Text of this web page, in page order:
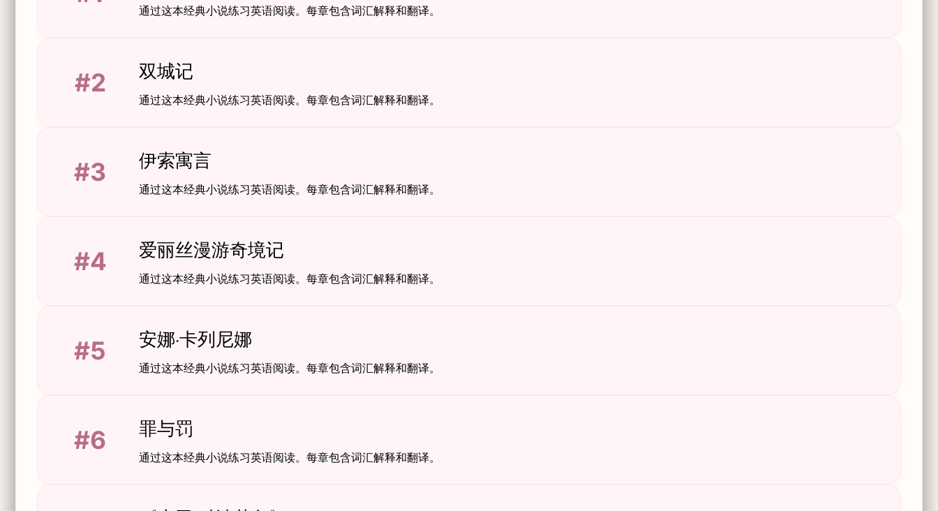
通过这本经典小说练习英语阅读。每章包含词汇解释和翻译。
#2 双城记
通过这本经典小说练习英语阅读。每章包含词汇解释和翻译。
#3 伊索寓言
通过这本经典小说练习英语阅读。每章包含词汇解释和翻译。
#4 爱丽丝漫游奇境记
通过这本经典小说练习英语阅读。每章包含词汇解释和翻译。
#5 安娜·卡列尼娜
通过这本经典小说练习英语阅读。每章包含词汇解释和翻译。
#6 罪与罚
通过这本经典小说练习英语阅读。每章包含词汇解释和翻译。